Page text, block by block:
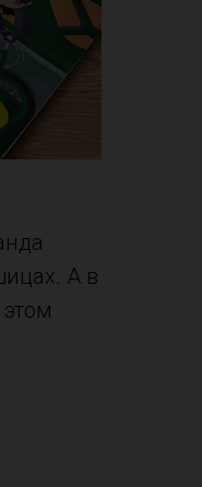
А в